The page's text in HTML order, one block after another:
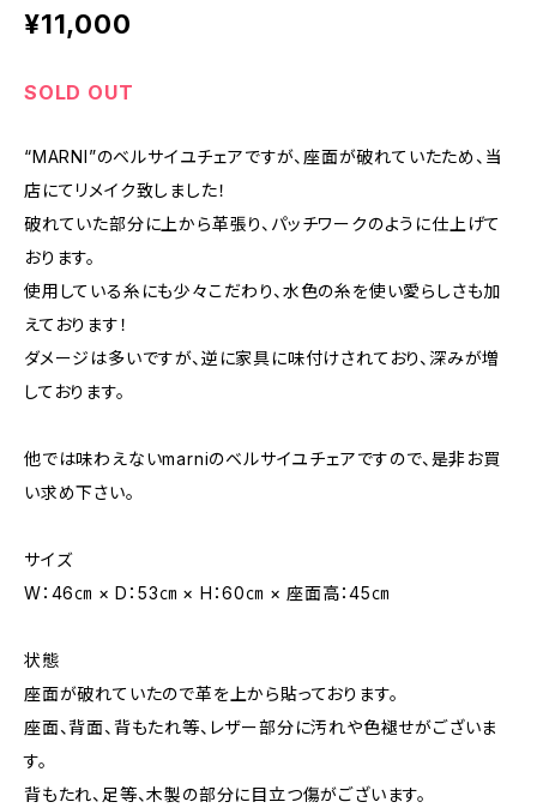
¥11,000
SOLD OUT
“MARNI”のベルサイユチェアですが、座面が破れていたため、当
店にてリメイク致しました！
破れていた部分に上から革張り、パッチワークのように仕上げて
おります。
使用している糸にも少々こだわり、水色の糸を使い愛らしさも加
えております！
ダメージは多いですが、逆に家具に味付けされており、深みが増
しております。
他では味わえないmarniのベルサイユチェアですので、是非お買
い求め下さい。
サイズ
W：46㎝ × D：53㎝ × H：60㎝ × 座面高：45㎝
状態
座面が破れていたので革を上から貼っております。
座面、背面、背もたれ等、レザー部分に汚れや色褪せがございま
す。
背もたれ、足等、木製の部分に目立つ傷がございます。